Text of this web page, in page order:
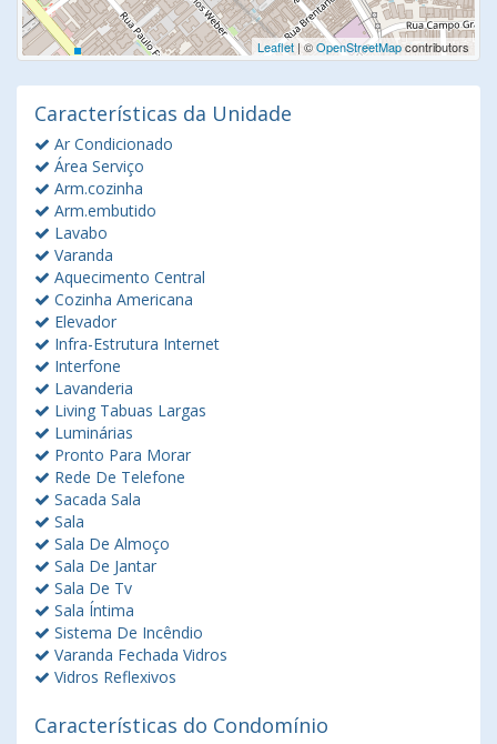
Leaflet | ©OpenStreetMapcontributors
Características da Unidade
Ar Condicionado
Área Serviço
Arm.cozinha
Arm.embutido
Lavabo
Varanda
Aquecimento Central
Cozinha Americana
Elevador
Infra-Estrutura Internet
Interfone
Lavanderia
Living Tabuas Largas
Luminárias
Pronto Para Morar
Rede De Telefone
Sacada Sala
Sala
Sala De Almoço
Sala De Jantar
Sala De Tv
Sala Íntima
Sistema De Incêndio
Varanda Fechada Vidros
Vidros Reflexivos
Características do Condomínio